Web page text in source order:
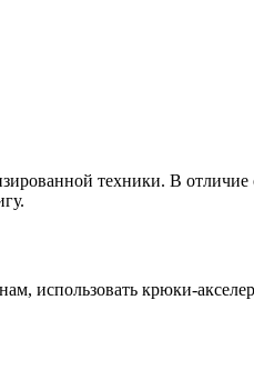
техники. В отличие
использовать крюки-